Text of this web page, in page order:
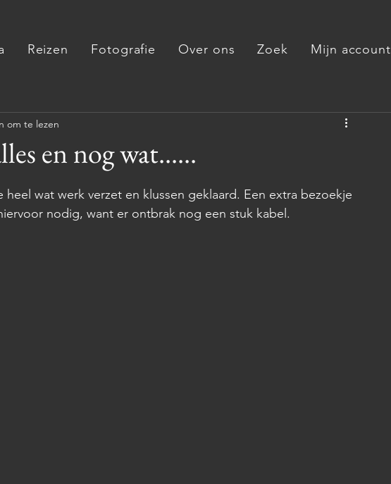
Reizen Fotografie Over ons Zoek Mijn account
en nog wat......
om te lezen
wat werk verzet en klussen geklaard. Een extra bezoekje
nodig, want er ontbrak nog een stuk kabel.